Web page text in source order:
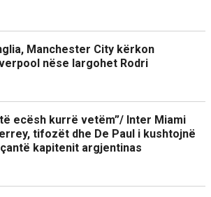
Manchester City kërkon
nëse largohet Rodri
ecësh kurrë vetëm”/ Inter Miami
tifozët dhe De Paul i kushtojnë
kapitenit argjentinas